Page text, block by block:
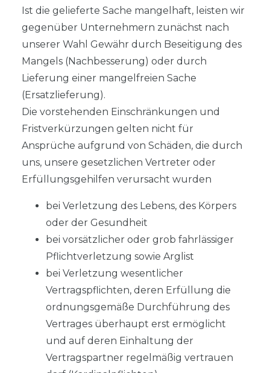
Ist die gelieferte Sache mangelhaft, leisten wir
gegenüber Unternehmern zunächst nach
unserer Wahl Gewähr durch Beseitigung des
Mangels (Nachbesserung) oder durch
Lieferung einer mangelfreien Sache
(Ersatzlieferung).
Die vorstehenden Einschränkungen und
Fristverkürzungen gelten nicht für
Ansprüche aufgrund von Schäden, die durch
uns, unsere gesetzlichen Vertreter oder
Erfüllungsgehilfen verursacht wurden
bei Verletzung des Lebens, des Körpers
oder der Gesundheit
bei vorsätzlicher oder grob fahrlässiger
Pflichtverletzung sowie Arglist
bei Verletzung wesentlicher
Vertragspflichten, deren Erfüllung die
ordnungsgemäße Durchführung des
Vertrages überhaupt erst ermöglicht
und auf deren Einhaltung der
Vertragspartner regelmäßig vertrauen